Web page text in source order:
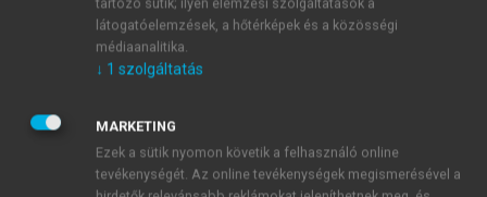
jogvédelmi aggályok a nyelvhasználat miatt nem
vetődhetnek fel, mert minden iratot saját anyanyelvén
jogosult az Európai Bíróság elé terjeszteni az utaló
bíróság. Az Európai Bíróság nyelve a francia, a bírói
tanácskozások ezen a nyelven folynak, és minden
releváns iratot – a nem nyilvános iratokat is – erre a
nyelvre fordítanak le az eljárás során. Az ítélet
látogatóelemzések, a hőtérképek és a közösségi
médiaanalitika.
↓ 1 szolgáltatás
MARKETING
Ezek a sütik nyomon követik a felhasználó online
tevékenységét. Az online tevékenységek megismerésével a